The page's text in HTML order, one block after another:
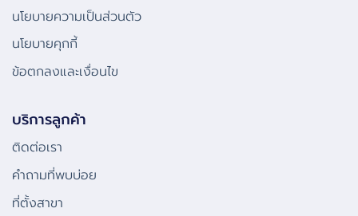
นโยบายความเป็นส่วนตัว
นโยบายคุกกี้
ข้อตกลงและเงื่อนไข
บริการลูกค้า
ติดต่อเรา
คําถามที่พบบ่อย
ที่ตั้งสาขา